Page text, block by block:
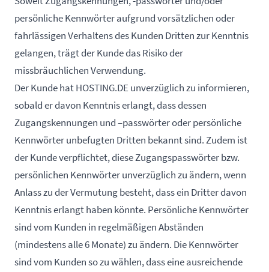
persönliche Kennwörter aufgrund vorsätzlichen oder
fahrlässigen Verhaltens des Kunden Dritten zur Kenntnis
gelangen, trägt der Kunde das Risiko der
missbräuchlichen Verwendung.
Der Kunde hat HOSTING.DE unverzüglich zu informieren,
sobald er davon Kenntnis erlangt, dass dessen
Zugangskennungen und –passwörter oder persönliche
Kennwörter unbefugten Dritten bekannt sind. Zudem ist
der Kunde verpflichtet, diese Zugangspasswörter bzw.
persönlichen Kennwörter unverzüglich zu ändern, wenn
Anlass zu der Vermutung besteht, dass ein Dritter davon
Kenntnis erlangt haben könnte. Persönliche Kennwörter
sind vom Kunden in regelmäßigen Abständen
(mindestens alle 6 Monate) zu ändern. Die Kennwörter
sind vom Kunden so zu wählen, dass eine ausreichende